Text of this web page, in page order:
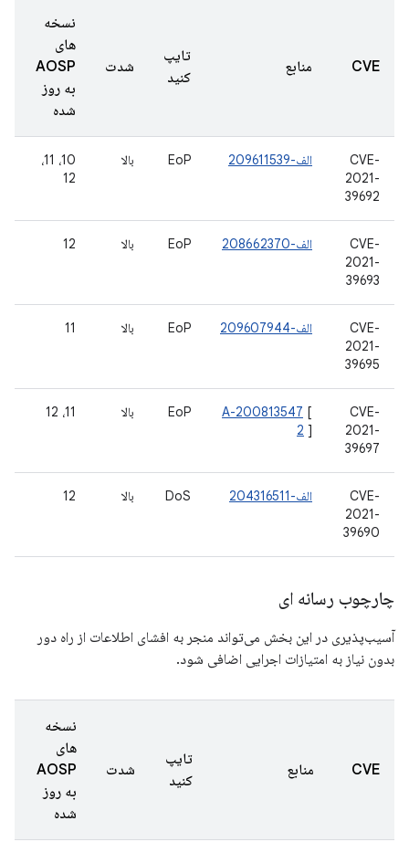
CVE منابع
تایپ
کنید
شدت
نسخه
های
AOSP
به روز
شده
CVE-
2021-
39692
الف-209611539 EoP بالا
10، 11،
12
CVE-
2021-
39693
الف-208662370 EoP بالا 12
CVE-
2021-
39695
الف-209607944 EoP بالا 11
CVE-
2021-
39697
A-200813547 [
2 ]
EoP بالا 11، 12
CVE-
2021-
39690
الف-204316511 DoS بالا 12
چارچوب رسانه ای
آسیب‌پذیری در این بخش می‌تواند منجر به افشای اطلاعات از راه دور
بدون نیاز به امتیازات اجرایی اضافی شود.
CVE منابع
تایپ
کنید
شدت
نسخه
های
AOSP
به روز
شده